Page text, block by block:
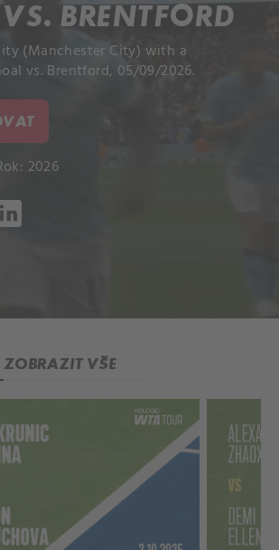
BRENTFORD
(Manchester City) with a
vs. Brentford, 05/09/2026.
2026
ZOBRAZIT VŠE